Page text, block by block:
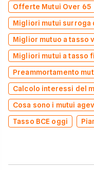
Offerte Mutui Over 65
Migliori mutui surroga
Miglior mutuo a tasso
Migliori mutui a tasso
Preammortamento
Calcolo interessi del
Cosa sono i mutui
Tasso BCE oggi